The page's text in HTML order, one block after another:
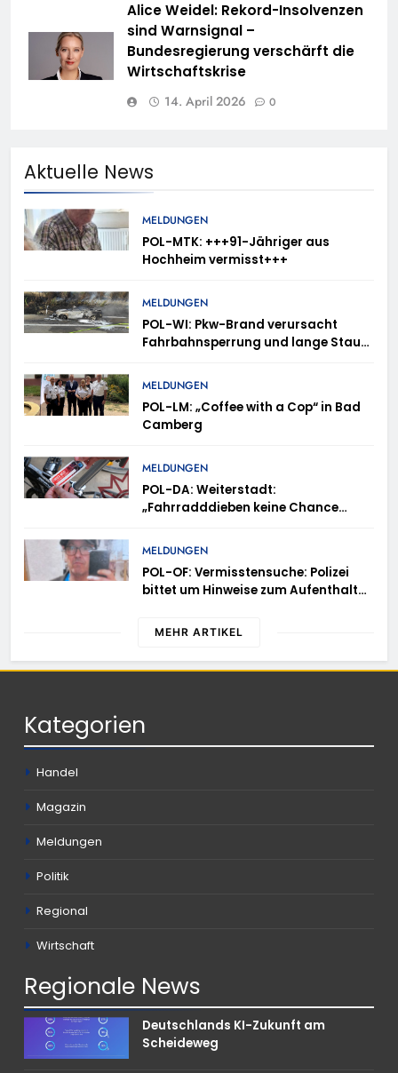
Alice Weidel: Rekord-Insolvenzen
sind Warnsignal –
Bundesregierung verschärft die
Wirtschaftskrise
14. April 2026 0
Aktuelle News
MELDUNGEN
POL-MTK: +++91-Jähriger aus
Hochheim vermisst+++
MELDUNGEN
POL-WI: Pkw-Brand verursacht
Fahrbahnsperrung und lange Staus
MELDUNGEN
POL-LM: „Coffee with a Cop“ in Bad
Camberg
MELDUNGEN
POL-DA: Weiterstadt:
„Fahrradddieben keine Chance
Anmeldung erforderlich
MELDUNGEN
POL-OF: Vermisstensuche: Polizei
bittet um Hinweise zum Aufenthalt
MEHR ARTIKEL
Kategorien
Handel
Magazin
Meldungen
Politik
Regional
Wirtschaft
Regionale News
Deutschlands KI-Zukunft am
Scheideweg